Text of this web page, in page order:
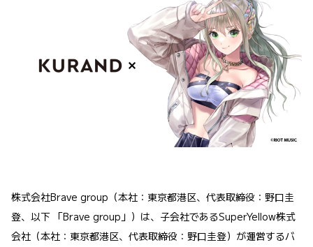
株式会社Brave group（本社：東京都港区、代表取締役：野口圭
登、以下 「Brave group」）は、子会社であるSuperYellow株式
会社（本社：東京都港区、代表取締役：野口圭登）が運営するバ